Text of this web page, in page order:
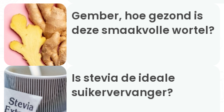
Gember, hoe gezond is
deze smaakvolle wortel?
Is stevia de ideale
suikervervanger?